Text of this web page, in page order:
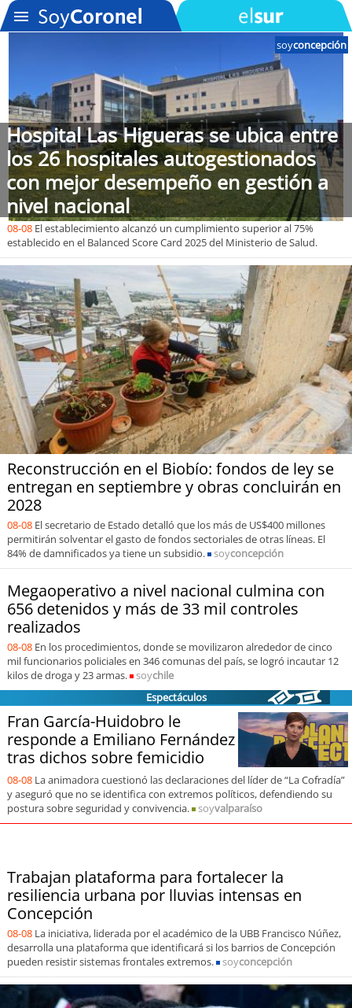
SOYTV
Podcast
Actualidad
Entretención
Economía
Deportes
Tecnología
Sostenibilidad
soychile
soyarica
soyiquique
soy
soyantofagasta
soycopiapó
soyvalparaíso
soyquillota
soysanantonio
soychillán
soysancarlos
soytalcahuano
soycoronel
soyarauco
soytemuco
Hospital Las Higueras se ubica entre
los 26 hospitales autogestionados
con mejor desempeño en gestión a
nivel nacional
soyconcepción
08-08 El establecimiento alcanzó un cumplimiento superior al 75%
establecido en el Balanced Score Card 2025 del Ministerio de Salud.
Reconstrucción en el Biobío: fondos de ley se
entregan en septiembre y obras concluirán en
2028
08-08 El secretario de Estado detalló que los más de US$400 millones
permitirán solventar el gasto de fondos sectoriales de otras líneas. El
84% de damnificados ya tiene un subsidio.
soyconcepción
Megaoperativo a nivel nacional culmina con
656 detenidos y más de 33 mil controles
realizados
08-08 En los procedimientos, donde se movilizaron alrededor de cinco
mil funcionarios policiales en 346 comunas del país, se logró incautar 12
kilos de droga y 23 armas.
soychile
Espectáculos
Fran García-Huidobro le
responde a Emiliano Fernández
tras dichos sobre femicidio
08-08 La animadora cuestionó las declaraciones del líder de “La Cofradía”
y aseguró que no se identifica con extremos políticos, defendiendo su
postura sobre seguridad y convivencia.
soyvalparaíso
Trabajan plataforma para fortalecer la
resiliencia urbana por lluvias intensas en
Concepción
08-08 La iniciativa, liderada por el académico de la UBB Francisco Núñez,
desarrolla una plataforma que identificará si los barrios de Concepción
pueden resistir sistemas frontales extremos.
soyconcepción